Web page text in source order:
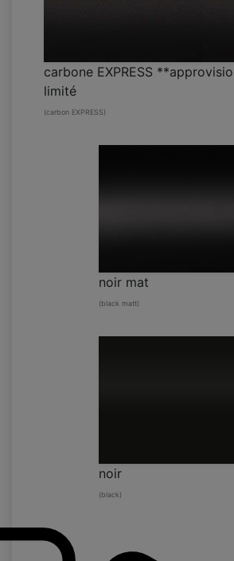
carbone EXPRESS
limité
(carbon EXPRESS)
noir mat
(black matt)
noir
(black)